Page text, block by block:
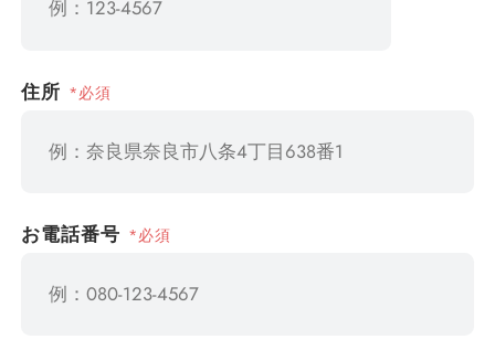
住所 *必須
お電話番号 *必須